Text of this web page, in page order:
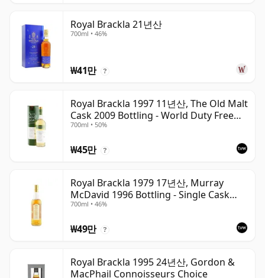
Royal Brackla 21년산
700ml • 46%
₩41만 ?
Royal Brackla 1997 11년산, The Old Malt
Cask 2009 Bottling - World Duty Free
Exclusive
700ml • 50%
₩45만 ?
Royal Brackla 1979 17년산, Murray
McDavid 1996 Bottling - Single Cask
#8825
700ml • 46%
₩49만 ?
Royal Brackla 1995 24년산, Gordon &
MacPhail Connoisseurs Choice